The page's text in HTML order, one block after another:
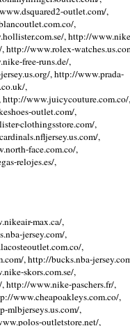
outlet.com/,
,
, http://
http://www.rolex-
free-runs.de/,
, http://www.prada-
,
,
outlet.com/,
clothingsstore.com/,
,
face.com.co/,
relojes.es/,
max.ca/,
jersey.com/,
,
, http://bucks.nba-
skors.com.se/,
http://www.nike-paschers.fr/,
www.cheapoakleys.com.co/,
mlbjerseys.us.com/,
outletstore.net/,